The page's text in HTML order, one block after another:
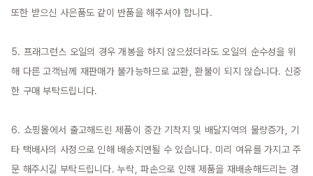
또한 받으신 사은품도 같이 반품을 해주셔야 합니다.
5. 프래그런스 오일의 경우 개봉을 하지 않으셨더라도 오일의 순수성을 위
해 다른 고객님께 재판매가 불가능하므로 교환, 환불이 되지 않습니다. 신중
한 구매 부탁드립니다.
6. 쇼핑몰에서 출고해드린 제품이 중간 기착지 및 배달지역의 물량증가, 기
타 택배사의 사정으로 인해 배송지연될 수 있습니다. 미리 여유를 가지고 주
문 해주시길 부탁드립니다. 누락, 파손으로 인해 제품을 재배송해드리는 경